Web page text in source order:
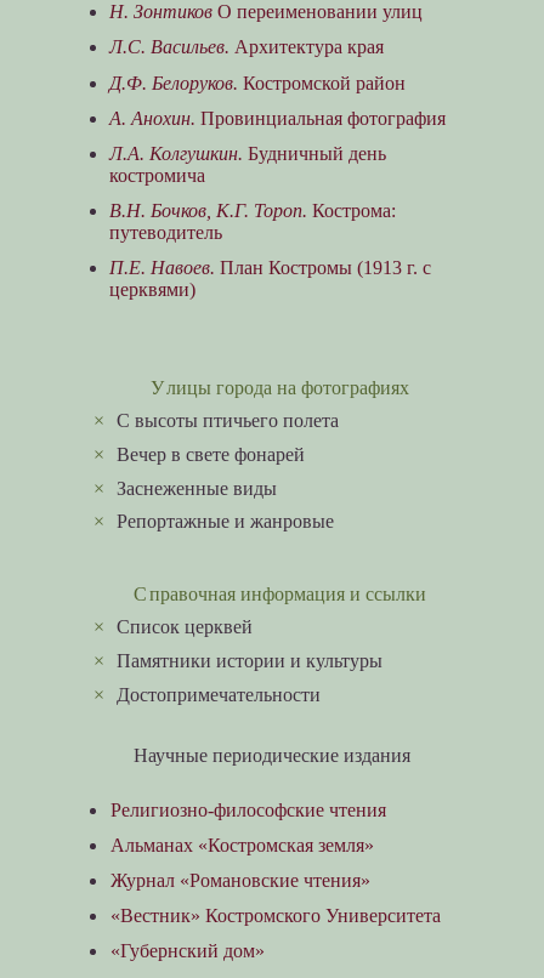
Н. ЗонтиковО переименовании улиц
Л.С. Васильев. Архитектура края
Д.Ф. Белоруков. Костромской район
А. Анохин. Провинциальная фотография
Л.А. Колгушкин. Будничный день
костромича
В.Н. Бочков, К.Г. Тороп. Кострома:
путеводитель
П.Е. Навоев. План Костромы (1913 г. с
церквями)
Улицы города на фотографиях
×C высоты птичьего полета
×Вечер в свете фонарей
×Заснеженные виды
×Репортажные и жанровые
Справочная информация и ссылки
×Список церквей
×Памятники истории и культуры
Достопримечательности
Научные периодические издания
Религиозно-философские чтения
Альманах «Костромская земля»
Журнал «Романовские чтения»
«Вестник» Костромского Университета
«Губернский дом»